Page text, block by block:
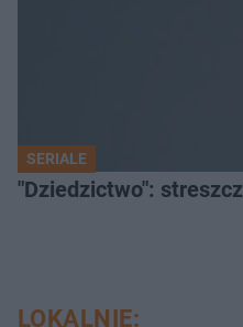
SERIALE
"Dziedzictwo":
LOKALNIE: